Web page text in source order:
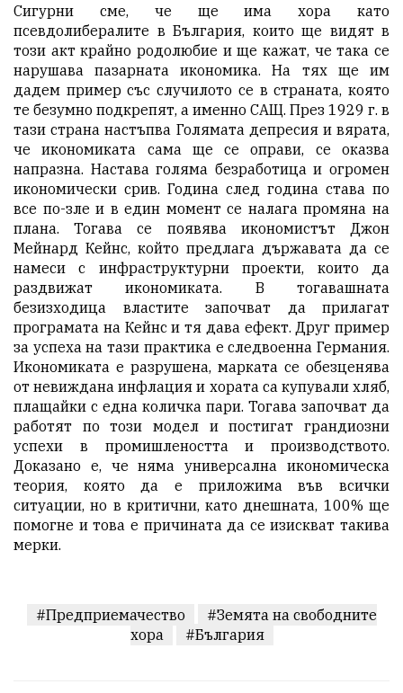
Сигурни сме, че ще има хора като
псевдолибералите в България, които ще видят в
този акт крайно родолюбие и ще кажат, че така се
нарушава пазарната икономика. На тях ще им
дадем пример със случилото се в страната, която
те безумно подкрепят, а именно САЩ. През 1929 г. в
тази страна настъпва Голямата депресия и вярата,
че икономиката сама ще се оправи, се оказва
напразна. Настава голяма безработица и огромен
икономически срив. Година след година става по
все по-зле и в един момент се налага промяна на
плана. Тогава се появява икономистът Джон
Мейнард Кейнс, който предлага държавата да се
намеси с инфраструктурни проекти, които да
раздвижат икономиката. В тогавашната
безизходица властите започват да прилагат
програмата на Кейнс и тя дава ефект. Друг пример
за успеха на тази практика е следвоенна Германия.
Икономиката е разрушена, марката се обезценява
от невиждана инфлация и хората са купували хляб,
плащайки с една количка пари. Тогава започват да
работят по този модел и постигат грандиозни
успехи в промишлеността и производството.
Доказано е, че няма универсална икономическа
теория, която да е приложима във всички
ситуации, но в критични, като днешната, 100% ще
помогне и това е причината да се изискват такива
мерки.
#Предприемачество
#Земята на свободните
хора
#България